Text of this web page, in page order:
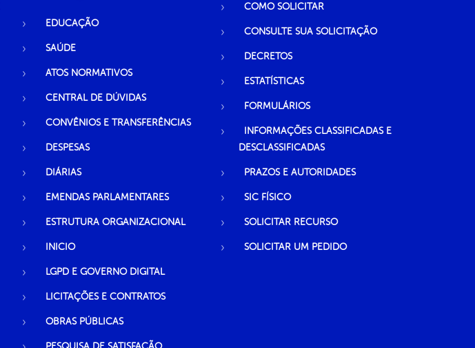
EDUCAÇÃO
SAÚDE
ATOS NORMATIVOS
CENTRAL DE DÚVIDAS
CONVÊNIOS E TRANSFERÊNCIAS
DESPESAS
DIÁRIAS
EMENDAS PARLAMENTARES
ESTRUTURA ORGANIZACIONAL
INICIO
LGPD E GOVERNO DIGITAL
LICITAÇÕES E CONTRATOS
OBRAS PÚBLICAS
COMO SOLICITAR
CONSULTE SUA SOLICITAÇÃO
DECRETOS
ESTATÍSTICAS
FORMULÁRIOS
INFORMAÇÕES CLASSIFICADAS E
DESCLASSIFICADAS
PRAZOS E AUTORIDADES
SIC FÍSICO
SOLICITAR RECURSO
SOLICITAR UM PEDIDO